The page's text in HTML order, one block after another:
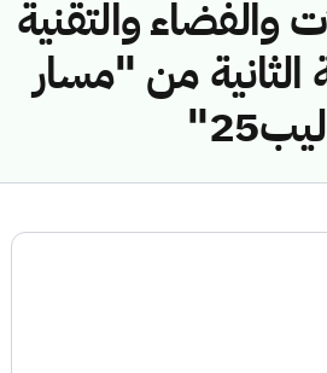
والفضاء والتقنية
من "مسار